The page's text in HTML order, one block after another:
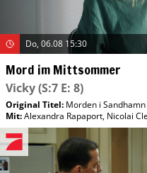
Do, 06.08 15:30
Mord im Mittsommer
Vicky(S:7 E: 8)
Original Titel: Morden i Sandhamn
Mit:Alexandra Rapaport, Nicolai